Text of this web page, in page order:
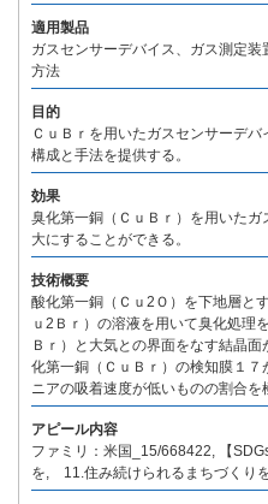
適用製品
ガスセンサーデバイス、ガス測定
方法
目的
ＣｕＢｒを用いたガスセンサーデ
構成と手法を提供する。
効果
臭化第一銅（ＣｕＢｒ）を用いた
大にすることができる。
技術概要
酸化第一銅（Ｃｕ2Ｏ）を下地層と
ｕ2Ｂｒ）の溶液を用いて臭化処理
Ｂｒ）と大気との界面をなす結晶
化第一銅（ＣｕＢｒ）の検知膜１
ニアの吸着速度が低いものの割合を
アピール内容
ファミリ：米国_15/668422, 【
を, 11.住み続けられるまちづくり